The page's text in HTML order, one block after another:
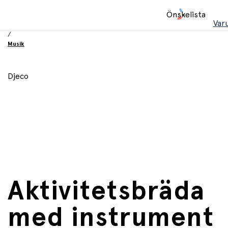
Önskelista
/
Musik
Djeco
Aktivitetsbräda
med instrument